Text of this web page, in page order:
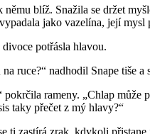
blíž. Snažila se držet
jako vazelína, její
potřásla hlavou.
ruce?“ nadhodil Snape tiše
pokrčila rameny. „Chlap
taky přečet z mý hlavy?“